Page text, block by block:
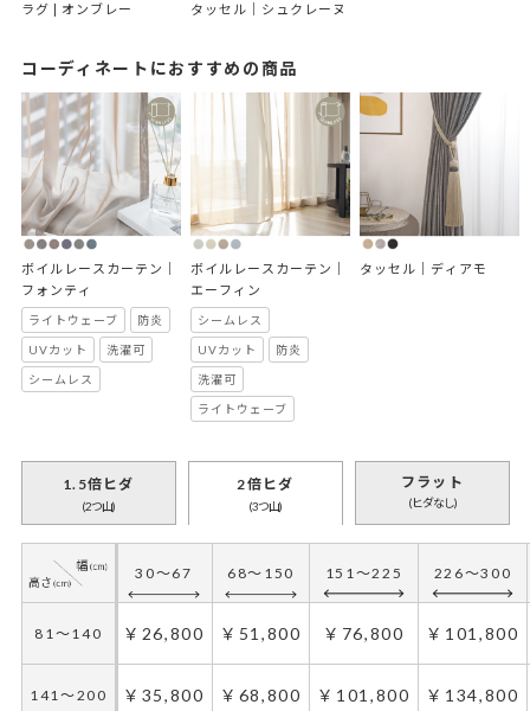
ラグ | オンブレー タッセル｜シュクレーヌ
コーディネートにおすすめの商品
ボイルレースカーテン｜
フォンティ
ライトウェーブ 防炎
UVカット 洗濯可
シームレス
ボイルレースカーテン｜
エーフィン
シームレス
UVカット 防炎
洗濯可
ライトウェーブ
タッセル｜ディアモ
1.5倍ヒダ
(2つ山)
2倍ヒダ
(3つ山)
30～67 68～150 151～225 226～300
81～140 ￥26,800 ￥51,800 ￥76,800 ￥101,800
141～200 ￥35,800 ￥68,800 ￥101,800 ￥134,800
フラット
(ヒダなし)